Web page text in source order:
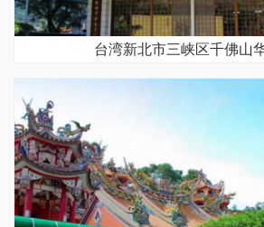
台湾新北市三峡区千佛山